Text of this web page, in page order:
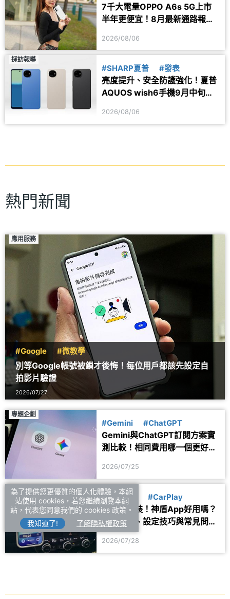
7千大電量OPPO A6s 5G上市
半年更便宜！8月最新通路報價
2026/08/06
採訪報導
#SHARP夏普 #發表
亮度提升、安全防護強化！夏普
AQUOS wish6手機9月中旬台
2026/08/06
熱門新聞
應用服務
#Google #微教學
別等Google帳號被鎖才後悔！每位用戶都該先設定自
拍影片驗證
2026/07/27
專題企劃
#Gemini #ChatGPT
Gemini與ChatGPT訂閱方案實
測比較！相同費用哪一個更好
2026/07/25
應用服務
#生活資訊 #CarPlay
開車族必裝！神盾App好用嗎？
測速提醒、設定技巧與常見問題
一次看
2026/07/28
為了提供您更優質的個人化體驗，本網
站使用 cookies，若您繼續瀏覽本網
站，代表您同意我們的 cookies 政策。
我知道了!
了解隱私權政策